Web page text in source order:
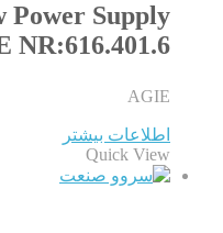
Power Supply
NR:616.401.6
AGIE
اطلاعات بیشتر
Quick View